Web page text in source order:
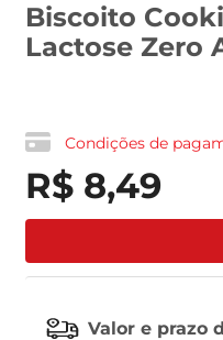
Biscoito
Lactose Zero
Condições de
R$ 8,49
Valor e prazo